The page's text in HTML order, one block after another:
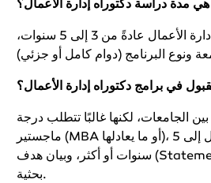
هي مدة دراسة دكتوراه إدارة الأعمال؟
تستغرق دراسة دكتوراه إدارة الأعمال عادةً من 3 إلى 5 سنوات،
في برامج دكتوراه إدارة الأعمال؟
الجامعات، لكنها غالبًا تتطلب درجة
ماجستير (MBA أو ما يعادلها)، خبرة مهنية قد تصل إلى 5
سنوات أو أكثر، وبيان هدف (Statement of Purpose) وخطة
بحثية.